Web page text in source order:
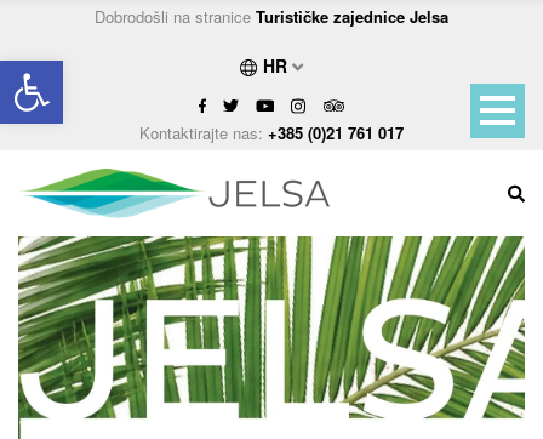
Open toolbar
Dobrodošli na stranice Turističke zajednice Jelsa
HR
Kontaktirajte nas: +385 (0)21 761 017